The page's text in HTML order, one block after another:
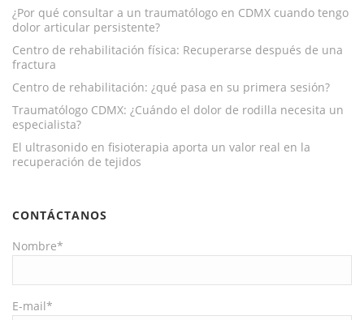
¿Por qué consultar a un traumatólogo en CDMX cuando tengo
dolor articular persistente?
Centro de rehabilitación física: Recuperarse después de una
fractura
Centro de rehabilitación: ¿qué pasa en su primera sesión?
Traumatólogo CDMX: ¿Cuándo el dolor de rodilla necesita un
especialista?
El ultrasonido en fisioterapia aporta un valor real en la
recuperación de tejidos
CONTÁCTANOS
Nombre*
E-mail*